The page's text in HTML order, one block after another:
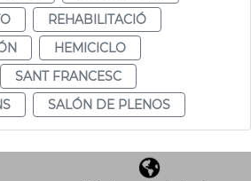
REHABILITACIÓ
HEMICICLO
SANT FRANCESC
SALÓN DE PLENOS